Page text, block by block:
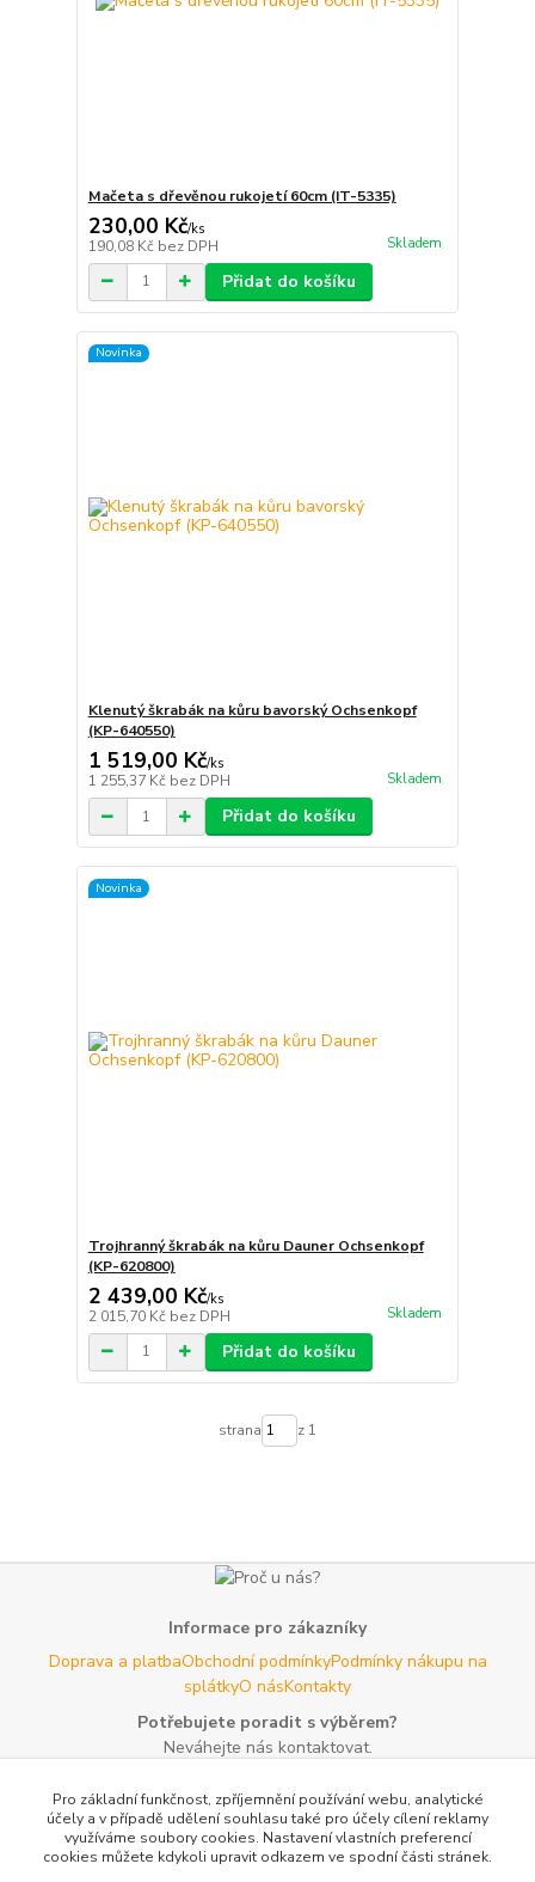
Mačeta s dřevěnou rukojetí 60cm (IT-5335)
230,00 Kč/ks
190,08 Kč bez DPH Skladem
Přidat do košíku
Novinka
Klenutý škrabák na kůru bavorský Ochsenkopf
(KP-640550)
1 519,00 Kč/ks
1 255,37 Kč bez DPH Skladem
Přidat do košíku
Novinka
Trojhranný škrabák na kůru Dauner Ochsenkopf
(KP-620800)
2 439,00 Kč/ks
2 015,70 Kč bez DPH Skladem
Přidat do košíku
strana z 1
Informace pro zákazníky
Doprava a platbaObchodní podmínkyPodmínky nákupu na
splátkyO násKontakty
Potřebujete poradit s výběrem?
Neváhejte nás kontaktovat.
Email:info@agroczechia.cz- kdykoliv
Užitečné informace
Pro základní funkčnost, zpříjemnění používání webu, analytické
účely a v případě udělení souhlasu také pro účely cílení reklamy
využíváme soubory cookies. Nastavení vlastních preferencí
cookies můžete kdykoli upravit odkazem ve spodní části stránek.